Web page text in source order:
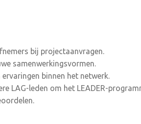
bij projectaanvragen.
samenwerkingsvormen.
binnen het netwerk.
LAG-leden om het LEADER-